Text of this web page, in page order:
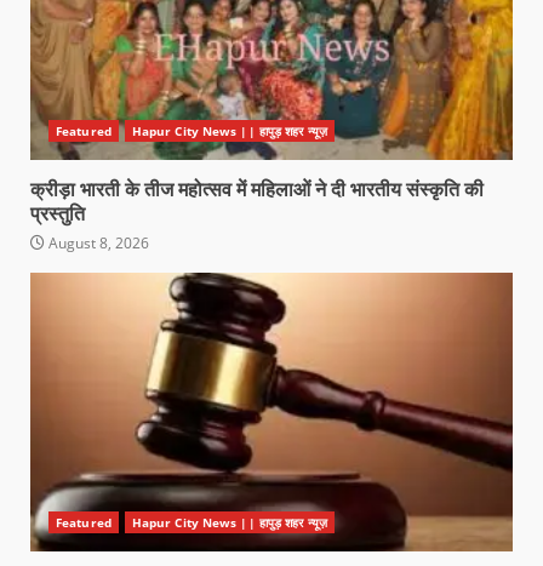
Featured Hapur City News || हापुड़ शहर न्यूज़
क्रीड़ा भारती के तीज महोत्सव में महिलाओं ने दी भारतीय संस्कृति की
प्रस्तुति
August 8, 2026
Featured Hapur City News || हापुड़ शहर न्यूज़